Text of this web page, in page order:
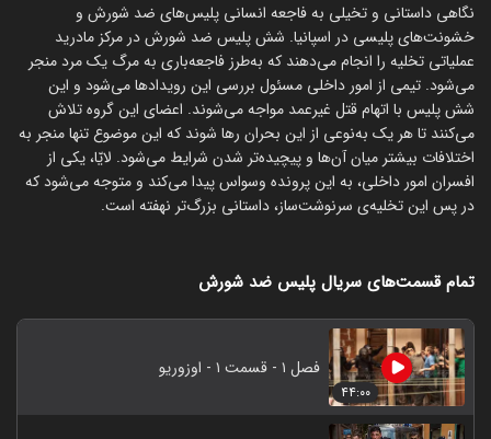
نگاهی داستانی و تخیلی به فاجعه انسانی پلیس‌های ضد شورش و
خشونت‌های پلیسی در اسپانیا. شش پلیس ضد شورش در مرکز مادرید
عملیاتی تخلیه را انجام می‌دهند که به‌طرز فاجعه‌باری به مرگ یک مرد منجر
می‌شود. تیمی از امور داخلی مسئول بررسی این رویدادها می‌شود و این
شش پلیس با اتهام قتل غیرعمد مواجه می‌شوند. اعضای این گروه تلاش
می‌کنند تا هر یک به‌نوعی از این بحران رها شوند که این موضوع تنها منجر به
اختلافات بیشتر میان آن‌ها و پیچیده‌تر شدن شرایط می‌شود. لایّا، یکی از
افسران امور داخلی، به این پرونده وسواس پیدا می‌کند و متوجه می‌شود که
در پس این تخلیه‌ی سرنوشت‌ساز، داستانی بزرگ‌تر نهفته است.
تمام قسمت‌های سریال پلیس ضد شورش
۴۴:۰۰
فصل ۱ - قسمت ۱ - اوزوریو